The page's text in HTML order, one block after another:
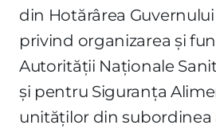
din Hotărârea Guvernului
privind organizarea şi
Autorităţii Naţionale
şi pentru Siguranţa
unităţilor din subordinea